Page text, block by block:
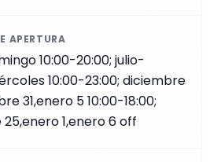
APERTURA
10:00-20:00; julio-
10:00-23:00; diciembre
31,enero 5 10:00-18:00;
1,enero 6 off